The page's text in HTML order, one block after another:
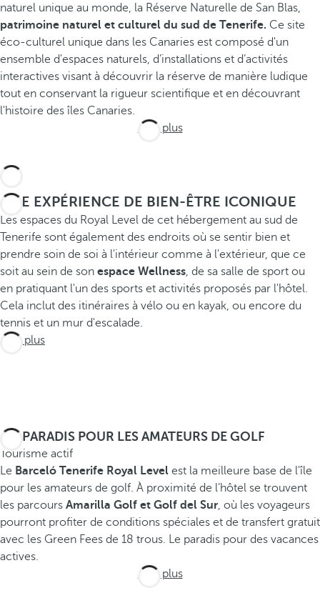
naturel unique au monde, la Réserve Naturelle de San Blas,
patrimoine naturel et culturel du sud de Tenerife. Ce site
éco-culturel unique dans les Canaries est composé d'un
ensemble d'espaces naturels, d’installations et d’activités
interactives visant à découvrir la réserve de manière ludique
tout en conservant la rigueur scientifique et en découvrant
l'histoire des îles Canaries.
Voir plus
UNE EXPÉRIENCE DE BIEN-ÊTRE ICONIQUE
Les espaces du Royal Level de cet hébergement au sud de
Tenerife sont également des endroits où se sentir bien et
prendre soin de soi à l'intérieur comme à l'extérieur, que ce
soit au sein de son espace Wellness, de sa salle de sport ou
en pratiquant l'un des sports et activités proposés par l'hôtel.
Cela inclut des itinéraires à vélo ou en kayak, ou encore du
tennis et un mur d'escalade.
Voir plus
UN PARADIS POUR LES AMATEURS DE GOLF
Tourisme actif
Le Barceló Tenerife Royal Level est la meilleure base de l'île
pour les amateurs de golf. À proximité de l’hôtel se trouvent
les parcours Amarilla Golf et Golf del Sur, où les voyageurs
pourront profiter de conditions spéciales et de transfert gratuit
avec les Green Fees de 18 trous. Le paradis pour des vacances
actives.
Voir plus